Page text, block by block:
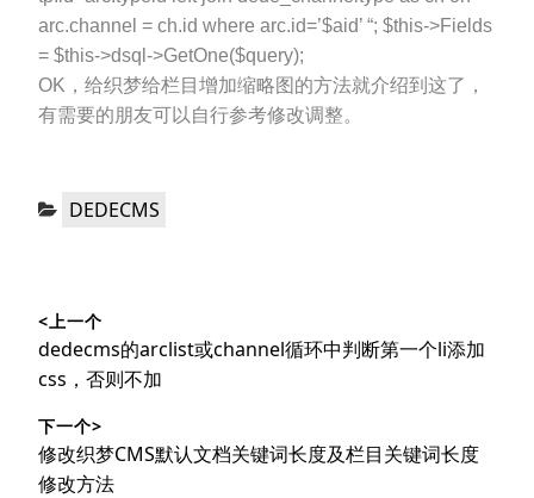
arc.channel = ch.id where arc.id=’$aid’ “; $this->Fields
= $this->dsql->GetOne($query);
OK，给织梦给栏目增加缩略图的方法就介绍到这了，
有需要的朋友可以自行参考修改调整。
分
DEDECMS
章
导
航
<上一个
上
篇
章：
dedecms的arclist或channel循环中判断第一个li添加
css，否则不加
下一个>
下
篇
修改织梦CMS默认文档关键词长度及栏目关键词长度
修改方法